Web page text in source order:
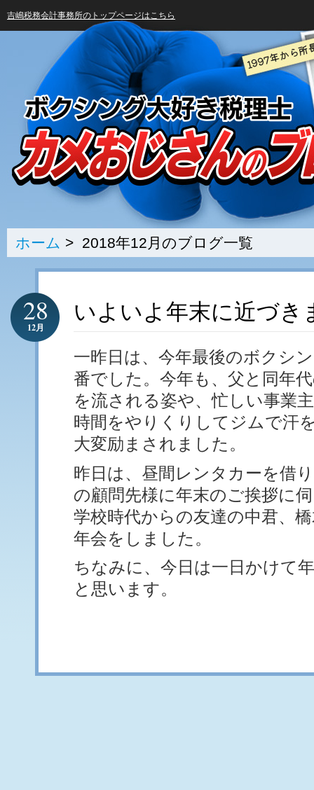
吉嶋税務会計事務所のトップページはこちら
ホーム > 2018年12月のブログ一覧
いよいよ年末に近づき
28
12月
一昨日は、今年最後のボクシ
番でした。今年も、父と同年
を流される姿や、忙しい事業
時間をやりくりしてジムで汗
大変励まされました。
昨日は、昼間レンタカーを借
の顧問先様に年末のご挨拶に
学校時代からの友達の中君、
年会をしました。
ちなみに、今日は一日かけて
と思います。